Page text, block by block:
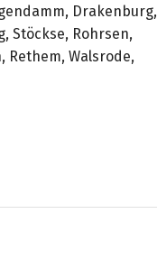
Drakenburg,
Stöckse, Rohrsen,
Rethem, Walsrode,